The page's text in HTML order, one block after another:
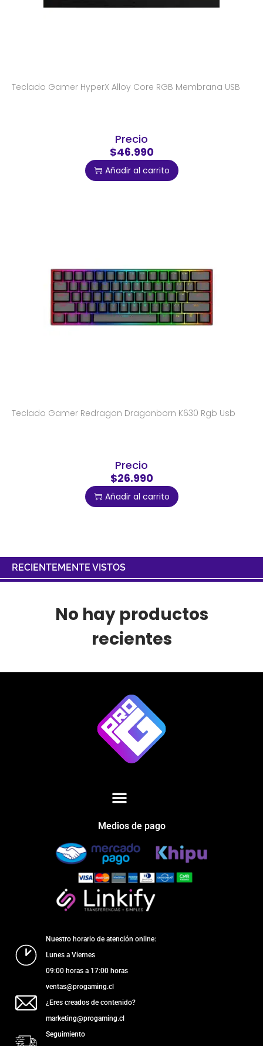
Teclado Gamer HyperX Alloy Core RGB Membrana USB
Precio
$46.990
Añadir al carrito
Teclado Gamer Redragon Dragonborn K630 Rgb Usb
Precio
$26.990
Añadir al carrito
RECIENTEMENTE VISTOS
No hay productos
recientes
Medios de pago
Nuestro horario de atención online:
Lunes a Viernes
09:00 horas a 17:00 horas
ventas@progaming.cl
¿Eres creados de contenido?
marketing@progaming.cl
Seguimiento